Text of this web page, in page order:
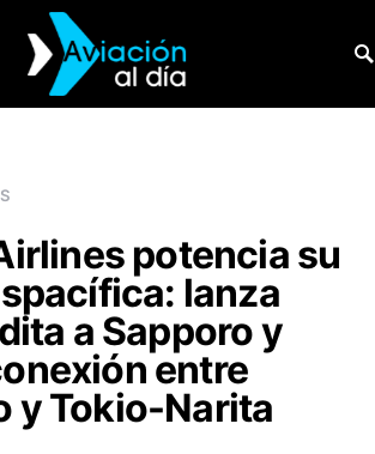
potencia su
lanza
a Sapporo y
entre
y Tokio-Narita